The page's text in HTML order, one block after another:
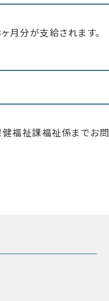
月分が支給されます。
福祉課福祉係までお問